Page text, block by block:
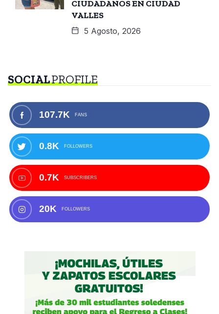
CIUDADANOS EN CIUDAD
VALLES
5 Agosto, 2026
SOCIALPROFILE
107.7K FANS
0.8K FOLLOWERS
0.7K SUBSCRIBERS
20K FOLLOWERS